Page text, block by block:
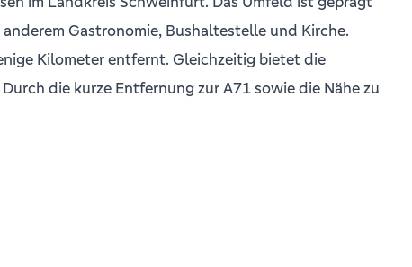
Gastronomie, Bushaltestelle und Kirche.
Kilometer entfernt. Gleichzeitig bietet die
die kurze Entfernung zur A71 sowie die Nähe zu